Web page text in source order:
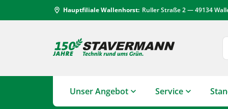
location_on Hauptfiliale Wallenhorst: Ruller Straße 2 — 49134
Unser Angebot Service